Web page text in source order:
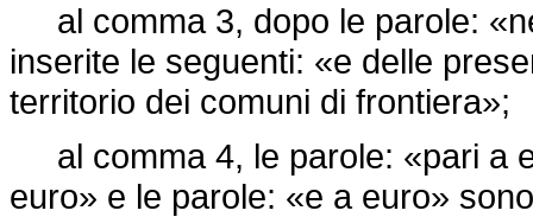
al comma 3, dopo le parole:
inserite le seguenti: «e delle
territorio dei comuni di frontiera»;
al comma 4, le parole: «pari a
euro» e le parole: «e a euro»